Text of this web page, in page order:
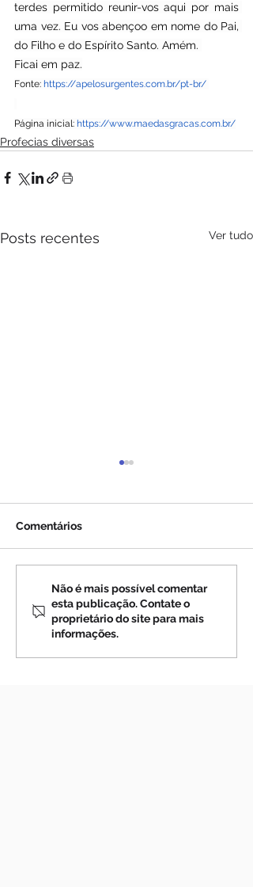
terdes permitido reunir-vos aqui por mais
uma vez. Eu vos abençoo em nome do Pai,
do Filho e do Espírito Santo. Amém.
Ficai em paz.
Fonte: https://apelosurgentes.com.br/pt-br/
Página inicial: https://www.maedasgracas.com.br/
Profecias diversas
Posts recentes Ver tudo
Profecias sobre a Rússia
(4)
Comentários
Não é mais possível comentar
esta publicação. Contate o
proprietário do site para mais
informações.